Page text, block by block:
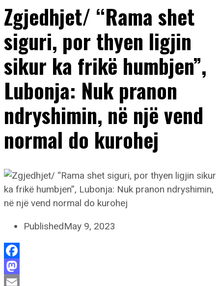
Zgjedhjet/ “Rama shet
siguri, por thyen ligjin
sikur ka frikë humbjen”,
Lubonja: Nuk pranon
ndryshimin, në një vend
normal do kurohej
PublishedMay 9, 2023
Facebook
Mastodon